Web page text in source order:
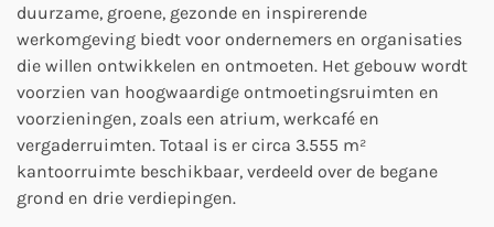
duurzame, groene, gezonde en inspirerende
werkomgeving biedt voor ondernemers en organisaties
die willen ontwikkelen en ontmoeten. Het gebouw wordt
voorzien van hoogwaardige ontmoetingsruimten en
voorzieningen, zoals een atrium, werkcafé en
vergaderruimten. Totaal is er circa 3.555 m²
kantoorruimte beschikbaar, verdeeld over de begane
grond en drie verdiepingen.